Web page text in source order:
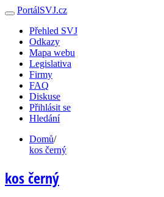
PortálSVJ.cz
Přehled SVJ
Odkazy
Mapa webu
Legislativa
Firmy
FAQ
Diskuse
Přihlásit se
Hledání
Domů/
kos černý
kos černý